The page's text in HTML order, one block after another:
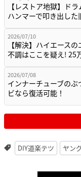
【レストア地獄】ド
ハンマーで叩き出し
2026/07/10
【解決】ハイエース
不調はここを疑え! 25
2026/07/08
インナーチューブの
ビなら復活可能！
DIY道楽テツ ヤン